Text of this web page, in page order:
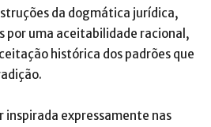
da dogmática jurídica,
por uma aceitabilidade racional,
histórica dos padrões que
inspirada expressamente nas